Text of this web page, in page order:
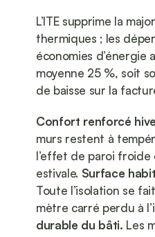
L’ITE supprime la
thermiques ; les
économies d’énergie
moyenne 25 %, soit
de baisse sur la
Confort renforcé
murs restent à
l’effet de paroi
estivale. Surface
Toute l’isolation se
mètre carré perdu à
durable du bâti. Les